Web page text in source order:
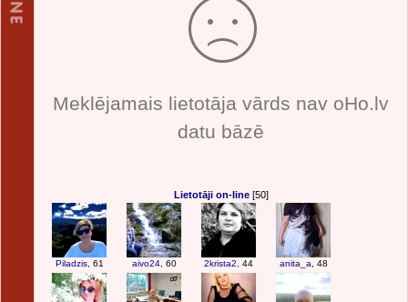
Meklējamais lietotāja vārds nav oHo.lv
datu bāzē
Lietotāji on-line[50]
Piladzis, 61 aivo24, 60 2krista2 , 44 anita_a , 48